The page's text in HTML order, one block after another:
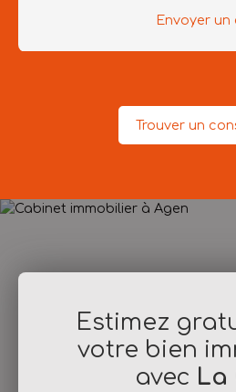
Envoyer un
Trouver un
Estimez
votre bien
avec La